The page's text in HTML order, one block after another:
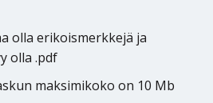
olla erikoismerkkejä ja
olla .pdf
maksimikoko on 10 Mb